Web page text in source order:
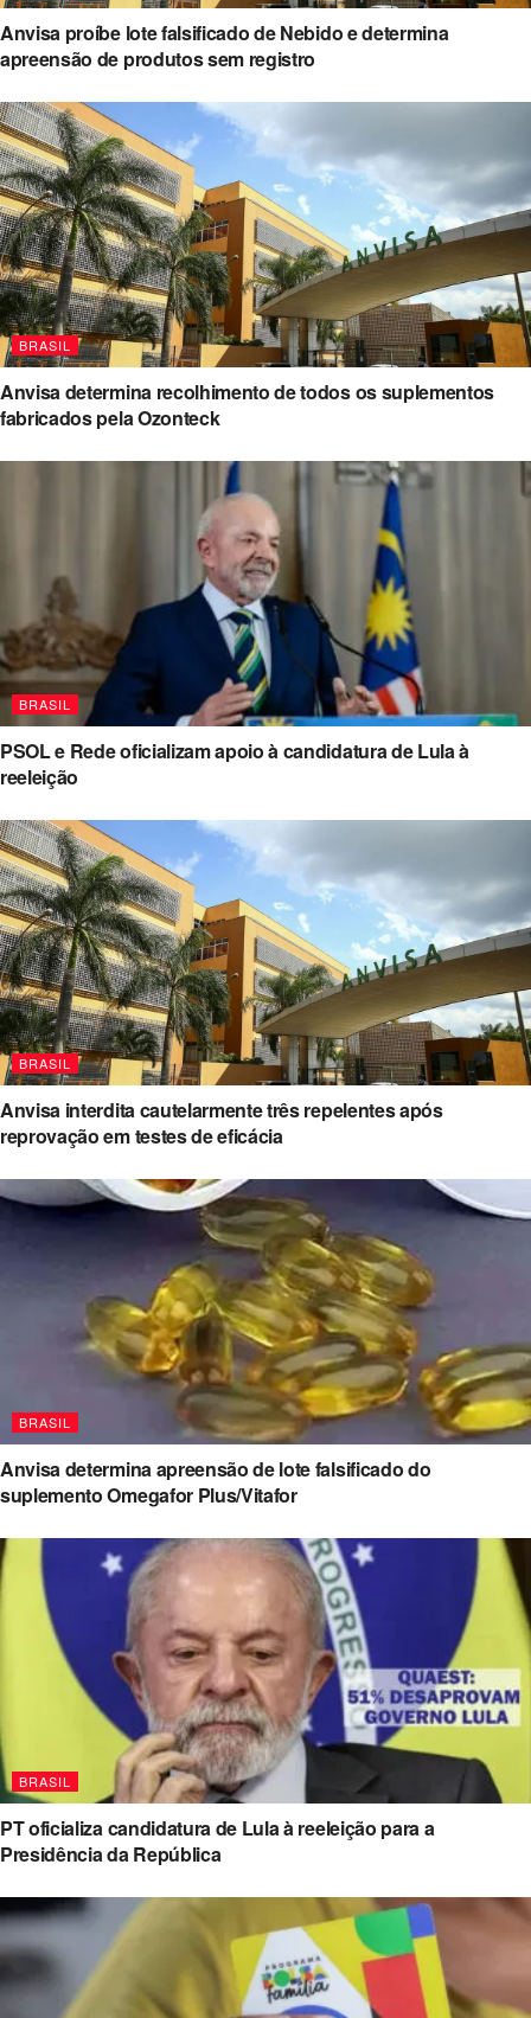
Anvisa proíbe lote falsificado de Nebido e determina
apreensão de produtos sem registro
BRASIL
Anvisa determina recolhimento de todos os suplementos
fabricados pela Ozonteck
BRASIL
PSOL e Rede oficializam apoio à candidatura de Lula à
reeleição
BRASIL
Anvisa interdita cautelarmente três repelentes após
reprovação em testes de eficácia
BRASIL
Anvisa determina apreensão de lote falsificado do
suplemento Omegafor Plus/Vitafor
BRASIL
PT oficializa candidatura de Lula à reeleição para a
Presidência da República